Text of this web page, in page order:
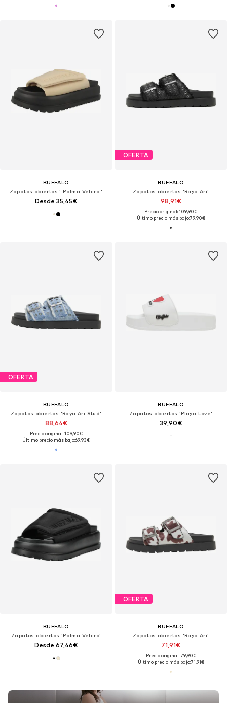
BUFFALO
Zapatos abiertos ' Palma Velcro '
Desde 35,45€
OFERTA
BUFFALO
Zapatos abiertos 'Raya Ari'
98,91€
Precio original: 109,90€
Último precio más bajo:79,90€
OFERTA
BUFFALO
Zapatos abiertos 'Raya Ari Stud'
88,64€
Precio original: 109,90€
Último precio más bajo:69,93€
BUFFALO
Zapatos abiertos 'Playa Love'
39,90€
BUFFALO
Zapatos abiertos 'Palma Velcro'
Desde 67,46€
OFERTA
BUFFALO
Zapatos abiertos 'Raya Ari'
71,91€
Precio original: 79,90€
Último precio más bajo:71,91€